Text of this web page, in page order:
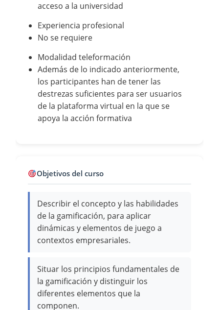
acceso a la universidad
Experiencia profesional
No se requiere
Modalidad teleformación
Además de lo indicado anteriormente,
los participantes han de tener las
destrezas suficientes para ser usuarios
de la plataforma virtual en la que se
apoya la acción formativa
Objetivos del curso
Describir el concepto y las habilidades
de la gamificación, para aplicar
dinámicas y elementos de juego a
contextos empresariales.
Situar los principios fundamentales de
la gamificación y distinguir los
diferentes elementos que la
componen.